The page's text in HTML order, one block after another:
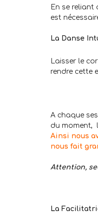
En se
est
La Danse
Laisser le
rendre cette
A chaque
du moment,
Ainsi nous
nous fait
Attention,
La